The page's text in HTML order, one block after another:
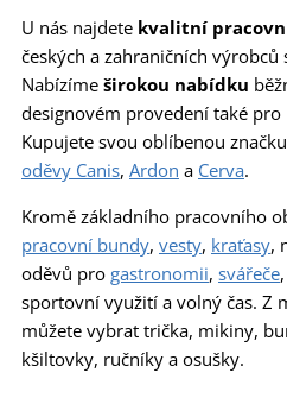
U nás najdete kvalitní
českých a zahraničních výrobců
Nabízíme širokou nabídku
designovém provedení také
Kupujete svou oblíbenou
oděvy Canis, Ardon a Cerva.
Kromě základního pracovního
pracovní bundy, vesty, kraťasy,
oděvů pro gastronomii, svářeče,
sportovní využití a volný čas. Z
můžete vybrat trička, mikiny,
kšiltovky, ručníky a osušky.